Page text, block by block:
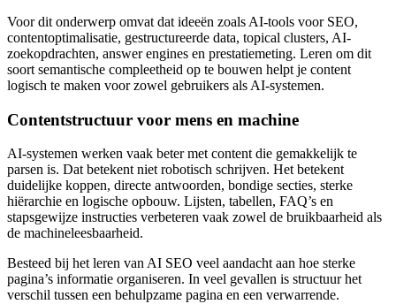
Voor dit onderwerp omvat dat ideeën zoals AI-tools voor SEO,
contentoptimalisatie, gestructureerde data, topical clusters, AI-
zoekopdrachten, answer engines en prestatiemeting. Leren om dit
soort semantische compleetheid op te bouwen helpt je content
logisch te maken voor zowel gebruikers als AI-systemen.
Contentstructuur voor mens en machine
AI-systemen werken vaak beter met content die gemakkelijk te
parsen is. Dat betekent niet robotisch schrijven. Het betekent
duidelijke koppen, directe antwoorden, bondige secties, sterke
hiërarchie en logische opbouw. Lijsten, tabellen, FAQ’s en
stapsgewijze instructies verbeteren vaak zowel de bruikbaarheid als
de machineleesbaarheid.
Besteed bij het leren van AI SEO veel aandacht aan hoe sterke
pagina’s informatie organiseren. In veel gevallen is structuur het
verschil tussen een behulpzame pagina en een verwarrende.